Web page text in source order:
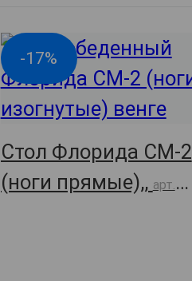
-17%
Стол Флорида СМ-2
(ноги прямые),, арт.